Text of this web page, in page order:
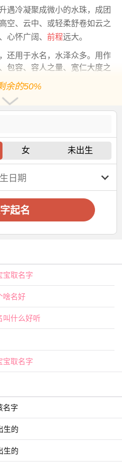
遇冷凝聚成微小的水珠，成团
空、云中、或轻柔舒卷如云之
心怀广阔、 前程远大。
还用于水名，水泽众多。用作
包容、容人之量、宽仁大度之
念，挂念。用作人名意指念念
白、清雅高尚、清廉。用作人
之义；
宜用字
使畅通。用作人名意指豁达大
门精选
夏 】 【函琪】
秋】 【于渊】
明】 【仕淇】
】 【与夏】
】 【乐善】
闻】 【书蕴】
】 【元雅】
】 【冰莹】
余的50%
女 未出生
起名
宝取名字
啥名好
叫什么好听
宝取名字
名字
生的
生的